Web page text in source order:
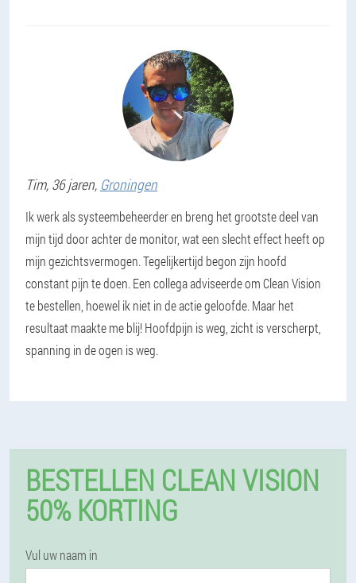
Tim, 36 jaren, Groningen
Ik werk als systeembeheerder en breng het grootste deel van
mijn tijd door achter de monitor, wat een slecht effect heeft op
mijn gezichtsvermogen. Tegelijkertijd begon zijn hoofd
constant pijn te doen. Een collega adviseerde om Clean Vision
te bestellen, hoewel ik niet in de actie geloofde. Maar het
resultaat maakte me blij! Hoofdpijn is weg, zicht is verscherpt,
spanning in de ogen is weg.
BESTELLEN CLEAN VISION
50% KORTING
Vul uw naam in